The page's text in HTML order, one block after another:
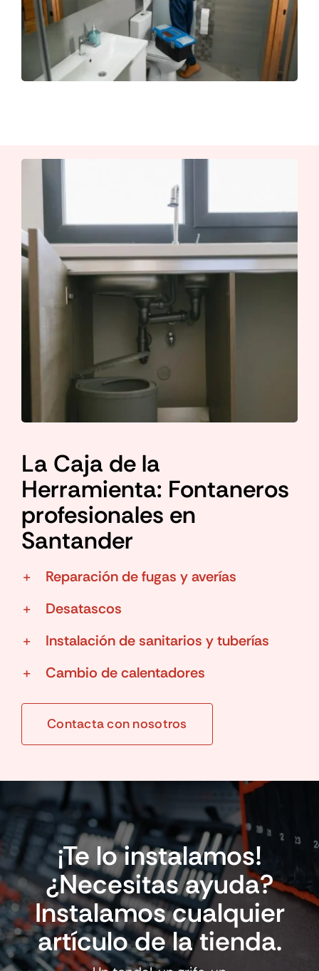
La Caja de la
Herramienta: Fontaneros
profesionales en
Santander
Reparación de fugas y averías
Desatascos
Instalación de sanitarios y tuberías
Cambio de calentadores
Contacta con nosotros
¡Te lo instalamos!
¿Necesitas ayuda?
Instalamos cualquier
artículo de la tienda.